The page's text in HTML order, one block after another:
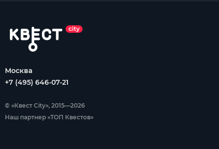
Москва
+7 (495) 646-07-21
© «Квест City», 2015—2026
Наш партнер «ТОП Квестов»